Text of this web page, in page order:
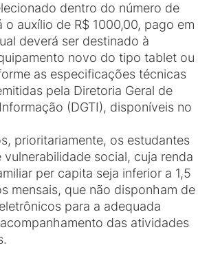
dentro do número de
o auxílio de R$ 1000,00, pago em
deverá ser destinado à
novo do tipo tablet ou
as especificações técnicas
pela Diretoria Geral de
(DGTI), disponíveis no
prioritariamente, os estudantes
vulnerabilidade social, cuja renda
per capita seja inferior a 1,5
mensais, que não disponham de
para a adequada
das atividades